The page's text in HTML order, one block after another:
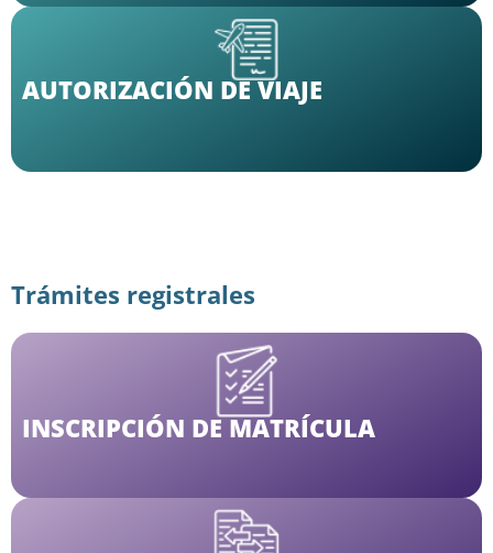
AUTORIZACIÓN DE VIAJE
Trámites registrales
INSCRIPCIÓN DE MATRÍCULA